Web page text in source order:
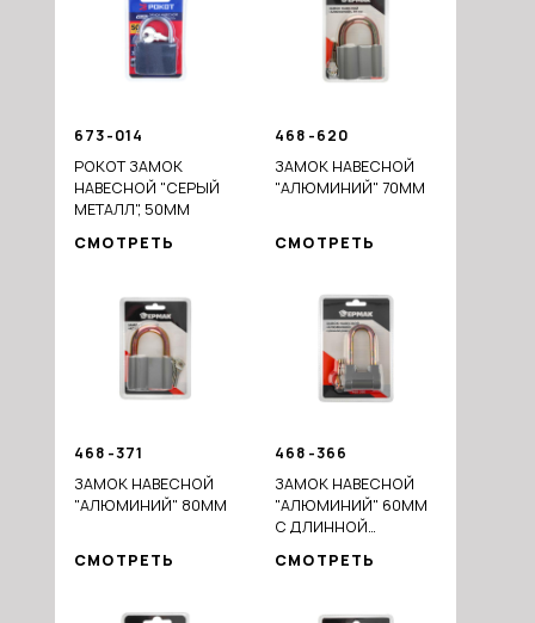
673-014
РОКОТ ЗАМОК
НАВЕСНОЙ "СЕРЫЙ
МЕТАЛЛ", 50ММ
СМОТРЕТЬ
468-620
ЗАМОК НАВЕСНОЙ
"АЛЮМИНИЙ" 70ММ
СМОТРЕТЬ
468-371
ЗАМОК НАВЕСНОЙ
"АЛЮМИНИЙ" 80ММ
СМОТРЕТЬ
468-366
ЗАМОК НАВЕСНОЙ
"АЛЮМИНИЙ" 60ММ
С ДЛИННОЙ
СМОТРЕТЬ